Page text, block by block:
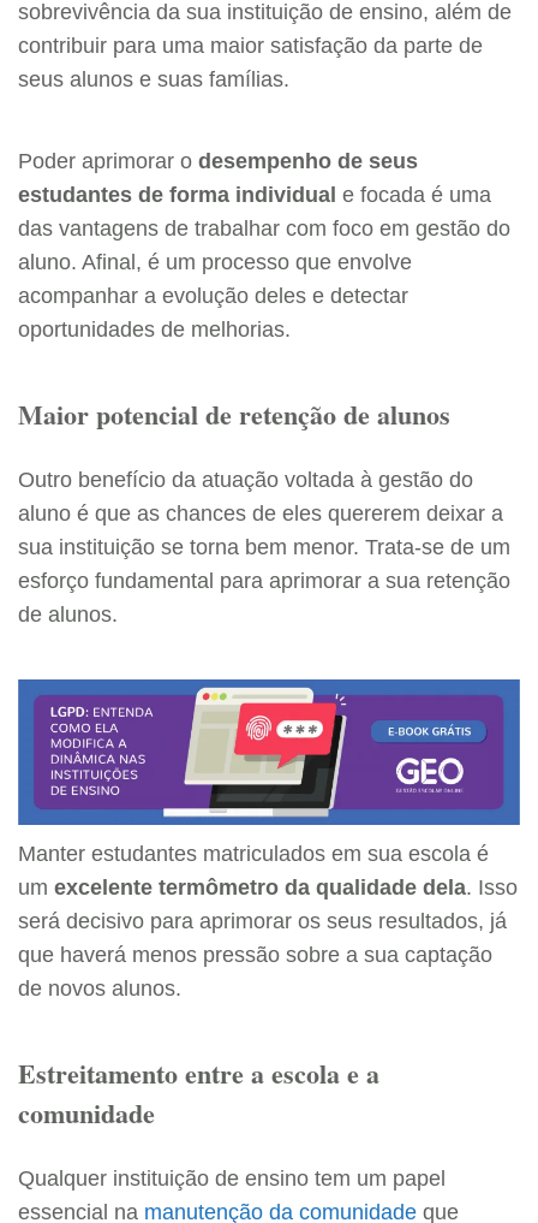
sobrevivência da sua instituição de ensino, além de
contribuir para uma maior satisfação da parte de
seus alunos e suas famílias.
Poder aprimorar o desempenho de seus
estudantes de forma individual e focada é uma
das vantagens de trabalhar com foco em gestão do
aluno. Afinal, é um processo que envolve
acompanhar a evolução deles e detectar
oportunidades de melhorias.
Maior potencial de retenção de alunos
Outro benefício da atuação voltada à gestão do
aluno é que as chances de eles quererem deixar a
sua instituição se torna bem menor. Trata-se de um
esforço fundamental para aprimorar a sua retenção
de alunos.
Manter estudantes matriculados em sua escola é
um excelente termômetro da qualidade dela. Isso
será decisivo para aprimorar os seus resultados, já
que haverá menos pressão sobre a sua captação
de novos alunos.
Estreitamento entre a escola e a
comunidade
Qualquer instituição de ensino tem um papel
essencial na manutenção da comunidade que